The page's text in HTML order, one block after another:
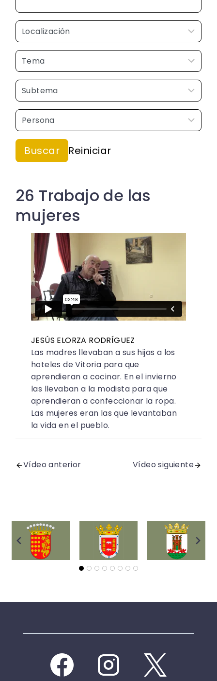
26 Trabajo de las
mujeres
JESÚS ELORZA RODRÍGUEZ
Las madres llevaban a sus hijas a los
hoteles de Vitoria para que
aprendieran a cocinar. En el invierno
las llevaban a la modista para que
aprendieran a confeccionar la ropa.
Las mujeres eran las que levantaban
la vida en el pueblo.
Vídeo anterior Vídeo siguiente